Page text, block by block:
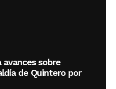
sobre
de Quintero por